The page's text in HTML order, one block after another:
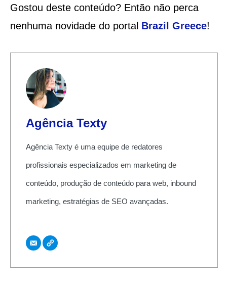
Gostou deste conteúdo? Então não perca
nenhuma novidade do portal Brazil Greece!
Agência Texty
Agência Texty é uma equipe de redatores
profissionais especializados em marketing de
conteúdo, produção de conteúdo para web, inbound
marketing, estratégias de SEO avançadas.